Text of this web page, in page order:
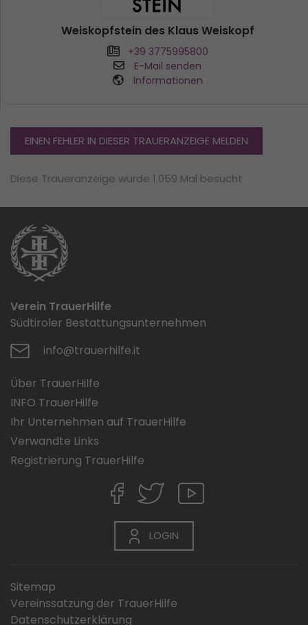
Weiskopfstein des Klaus Weiskopf
+39 3775995800
E-Mail senden
Informationen
EINEN FEHLER IN DIESER TRAUERANZEIGE MELDEN
Diese Traueranzeige wurde 1.059 Mal besucht
Verein TrauerHilfe
Südtiroler Bestattungsunternehmen
info@trauerhilfe.it
Über TrauerHilfe
INFO TrauerHilfe
Ihr Unternehmen auf TrauerHilfe
Verwandte Links
Registrierung TrauerHilfe
LOGIN
Sitemap
Vereinssatzung der TrauerHilfe
Datenschutzerklärung